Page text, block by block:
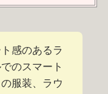
感のあるラ
のスマート
服装、ラウ